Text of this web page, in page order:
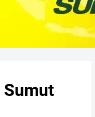
Sumut